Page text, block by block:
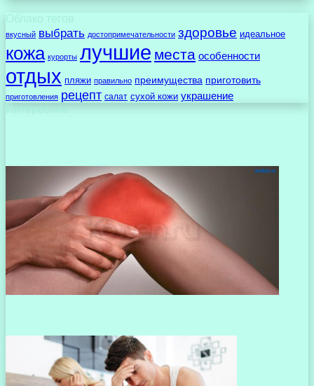
Облако тегов
вкусный выбрать достопримечательности здоровье идеальное
кожа курорты лучшие места особенности
отдых пляжи правильно преимущества приготовить
приготовления рецепт салат сухой кожи украшение